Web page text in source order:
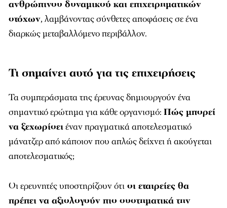
ανθρώπινου δυναμικού και επιχειρηματικών
στόχων, λαμβάνοντας σύνθετες αποφάσεις σε ένα
διαρκώς μεταβαλλόμενο περιβάλλον.
Τι σημαίνει αυτό για τις επιχειρήσεις
Τα συμπεράσματα της έρευνας δημιουργούν ένα
σημαντικό ερώτημα για κάθε οργανισμό: Πώς μπορεί
να ξεχωρίσειέναν πραγματικά αποτελεσματικό
μάνατζερ από κάποιον που απλώς δείχνει ή ακούγεται
αποτελεσματικός;
Οι ερευνητές υποστηρίζουν ότι οι εταιρείες θα
πρέπει να αξιολογούν πιο συστηματικά την